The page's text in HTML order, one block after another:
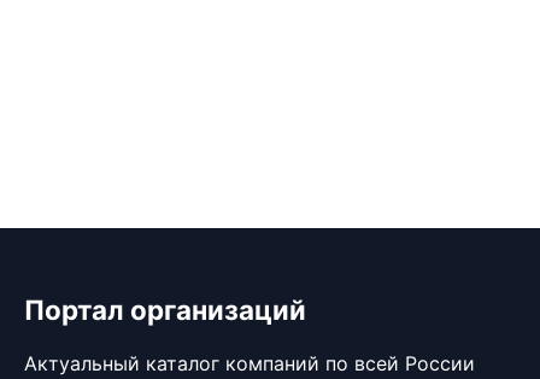
Портал организаций
Актуальный каталог компаний по всей России